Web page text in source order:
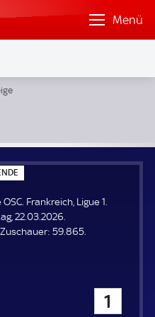
Menü
P
E
L
E
N
Frankreich, Ligue 1.
22.03.2026.
Zuschauer: Z
59.865.
1